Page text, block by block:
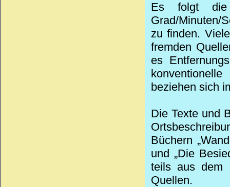
Es folgt die
Grad/Minuten/
zu finden.
fremden
es
beziehen sich
Die Texte und
Büchern
und „Die
teils aus dem
Quellen.